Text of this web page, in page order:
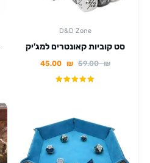
D&D Zone
סט קוביות קאונטרים למג'יק
59.00 ₪
45.00 ₪